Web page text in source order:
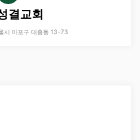
결교회
시 마포구 대흥동 13-73